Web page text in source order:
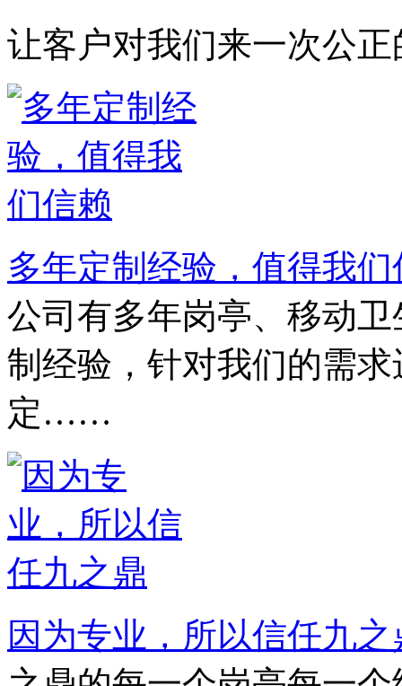
让客户对我们来一次公正
多年定制经验，值得我们
公司有多年岗亭、移动
制经验，针对我们的需
定……
因为专业，所以信任九之